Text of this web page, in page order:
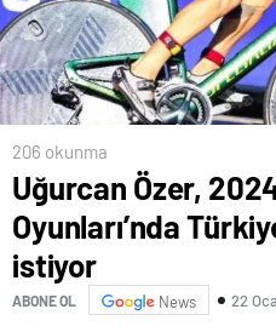
206 okunma
Uğurcan Özer,
Oyunları’nda
istiyor
ABONE OL News 22